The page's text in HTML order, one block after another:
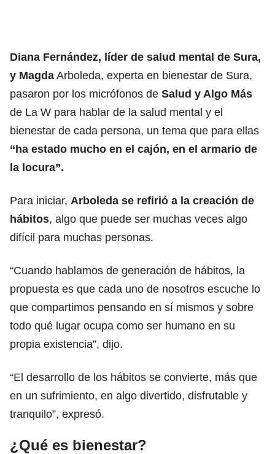
Diana Fernández, líder de salud mental de Sura,
y Magda Arboleda, experta en bienestar de Sura,
pasaron por los micrófonos de Salud y Algo Más
de La W para hablar de la salud mental y el
bienestar de cada persona, un tema que para ellas
“ha estado mucho en el cajón, en el armario de
la locura”.
Para iniciar, Arboleda se refirió a la creación de
hábitos, algo que puede ser muchas veces algo
difícil para muchas personas.
“Cuando hablamos de generación de hábitos, la
propuesta es que cada uno de nosotros escuche lo
que compartimos pensando en sí mismos y sobre
todo qué lugar ocupa como ser humano en su
propia existencia”, dijo.
“El desarrollo de los hábitos se convierte, más que
en un sufrimiento, en algo divertido, disfrutable y
tranquilo”, expresó.
¿Qué es bienestar?